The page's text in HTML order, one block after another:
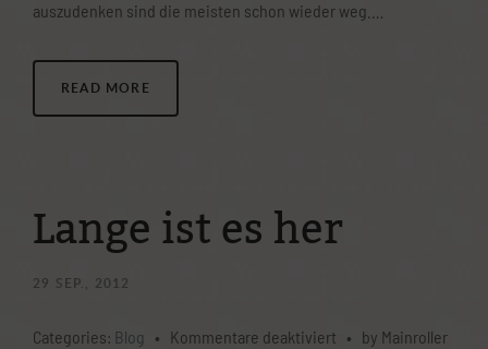
verkaufen?
auszudenken sind die meisten schon wieder weg.…
READ MORE
Lange ist es her
29 SEP., 2012
Categories: Blog • Kommentare deaktiviert für• by Mainroller